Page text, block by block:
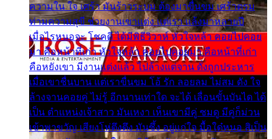
ความใน ใจ เศร้า มันร้าวระบม ต้องมาขื่นขม เศร้าตรม
ท่ามความสุขี ช่วยงานเขาแต่ง แต่เรา แล้งมาหลายปี
เมื่อไรหนอจะ โชคดี ได้มีพิธีวิวาห์ หัวใจหล้า คอยไปคอย
มา คือหน้าที่เก่า หัวใจหล้า คอยไปคอยมา คือหน้าที่เก่า
คือหยังเขา มีงานแต่งแล้ว ไปล้างแต่จาน ดั่งถูกประหาร
เมื่อเขาชื่นบาน แต่เราขื่นขม โอ้ รัก ลอยลม ไม่สม ดัง ใจ
ล้างจานคอยคู่ ไม่รู้ อีกนานเท่าใด จะได้ เลื่อนขั้นบันได ได้
เป็น ตำแหน่งเจ้าสาว มันเหงา เห็นเขามีคู่ ซมดู มีคู่ก็ม่วน
เข้าพาขวัญ เสียงโห่ตึงตึง มันซึ้ง อยู่แก่ใจ มื้อใด๋หนอ สิเป็น